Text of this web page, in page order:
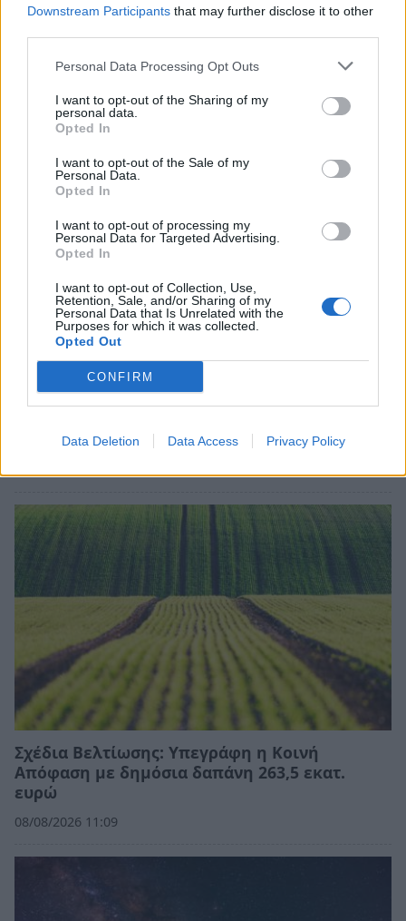
Downstream Participants that may further disclose it to other
Personal Data Processing Opt Outs
I want to opt-out of the Sharing of my
personal data.
Opted In
I want to opt-out of the Sale of my
Personal Data.
Opted In
I want to opt-out of processing my
Personal Data for Targeted Advertising.
Opted In
I want to opt-out of Collection, Use,
Retention, Sale, and/or Sharing of my
Personal Data that Is Unrelated with the
Purposes for which it was collected.
Opted Out
CONFIRM
Data Deletion Data Access Privacy Policy
Σχετικά Άρθρα
Σχέδια Βελτίωσης: Υπεγράφη η Κοινή
Απόφαση με δημόσια δαπάνη 263,5 εκατ.
ευρώ
08/08/2026 11:09